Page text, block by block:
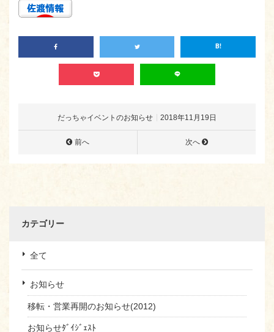
だっちゃイベントのお知らせ 2018年11月19日
前へ 次へ
カテゴリー
全て
お知らせ
移転・営業再開のお知らせ(2012)
お知らせﾀﾞｲｼﾞｪｽﾄ